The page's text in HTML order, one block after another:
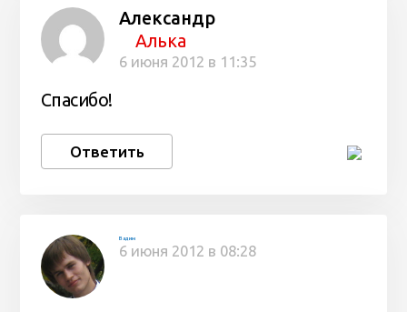
Александр
Алька
6 июня 2012 в 11:35
Спасибо!
Ответить
Вадим
6 июня 2012 в 08:28